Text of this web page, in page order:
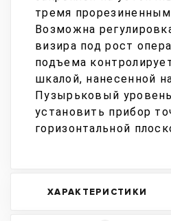
тремя
Возможна
визира под рост
подъема
шкалой, нанесенной
Пузырьковый
установить прибор
горизонтальной
ХАРАКТЕРИСТИКИ